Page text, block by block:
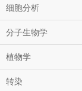
细胞分析
分子生物学
植物学
转染